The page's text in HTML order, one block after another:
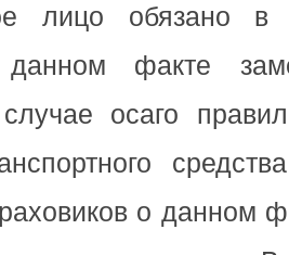
лицо обязано в
факте
осаго
о данном